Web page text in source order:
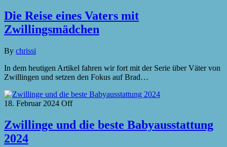
Die Reise eines Vaters mit
Zwillingsmädchen
By chrissi
In dem heutigen Artikel fahren wir fort mit der Serie über Väter von
Zwillingen und setzen den Fokus auf Brad…
18. Februar 2024 Off
Zwillinge und die beste Babyausstattung
2024